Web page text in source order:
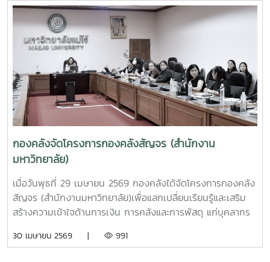
กองคลังจัดโครงการกองคลังสัญจร (สำนักงาน
มหาวิทยาลัย)
เมื่อวันพุธที่ 29 เมษายน 2569 กองคลังได้จัดโครงการกองคลัง
สัญจร (สำนักงานมหาวิทยาลัย)เพื่อแลกเปลี่ยนเรียนรู้และเสริม
สร้างความเข้าใจด้านการเงิน การคลังและการพัสดุ แก่บุคลากร
สำนักงานมหาวิทยาลัย ทั้งนี้ การเข้าพบหน่วยงานต่าง ๆ เป็น
30 เมษายน 2569 | 991